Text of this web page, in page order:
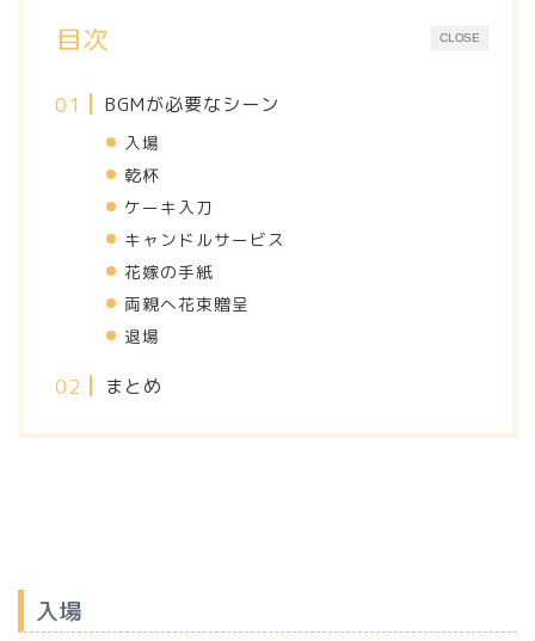
CLOSE
目次
BGMが必要なシーン
入場
乾杯
ケーキ入刀
キャンドルサービス
花嫁の手紙
両親へ花束贈呈
退場
まとめ
入場